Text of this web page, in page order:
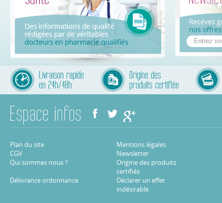
Plan du site
Mentions légales
CGV
Newsletter
Qui sommes nous ?
Origine des produits
certifiés
Délivrance ordonnance
Déclarer un effet
indésirable